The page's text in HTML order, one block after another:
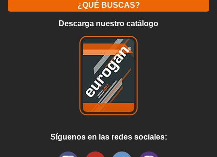
¿QUÉ BUSCAS?
Descarga nuestro catálogo
Síguenos en las redes sociales: